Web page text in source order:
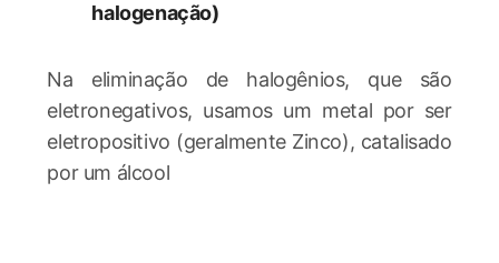
halogenação)
Na eliminação de halogênios, que são
eletronegativos, usamos um metal por ser
eletropositivo (geralmente Zinco), catalisado
por um álcool